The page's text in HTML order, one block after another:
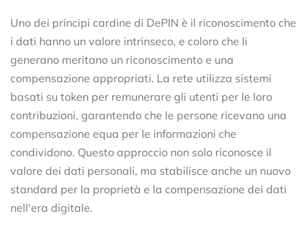
Uno dei principi cardine di DePIN è il riconoscimento che
i dati hanno un valore intrinseco, e coloro che li
generano meritano un riconoscimento e una
compensazione appropriati. La rete utilizza sistemi
basati su token per remunerare gli utenti per le loro
contribuzioni, garantendo che le persone ricevano una
compensazione equa per le informazioni che
condividono. Questo approccio non solo riconosce il
valore dei dati personali, ma stabilisce anche un nuovo
standard per la proprietà e la compensazione dei dati
nell'era digitale.